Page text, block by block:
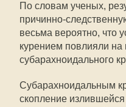
По словам ученых,
причинно-
весьма вероятно, что
курением повлияли на
субарахноидального
Субарахноидальным
скопление